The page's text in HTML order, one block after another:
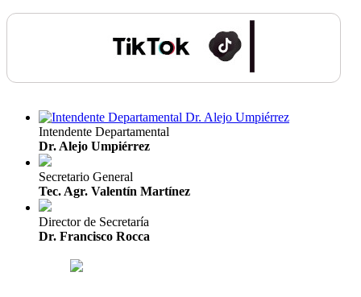
Intendente Departamental
Dr. Alejo Umpiérrez
Secretario General
Tec. Agr. Valentín Martínez
Director de Secretaría
Dr. Francisco Rocca